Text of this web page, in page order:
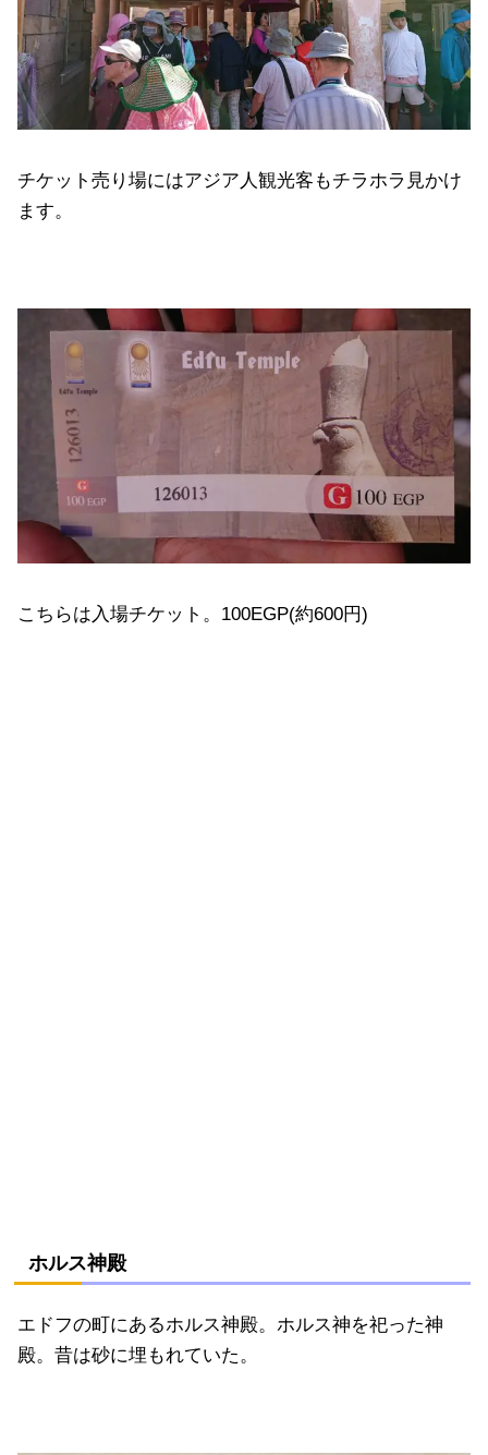
チケット売り場にはアジア人観光客もチラホラ見かけ
ます。
こちらは入場チケット。100EGP(約600円)
ホルス神殿
エドフの町にあるホルス神殿。ホルス神を祀った神
殿。昔は砂に埋もれていた。